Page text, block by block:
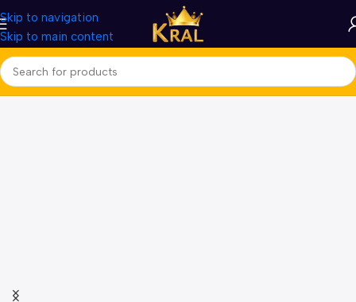
Skip to navigation
Skip to main content